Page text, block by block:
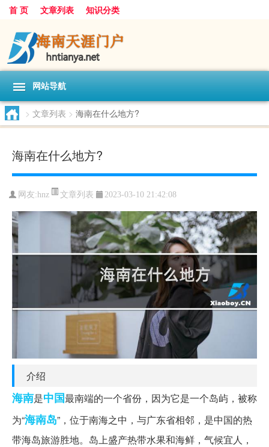
首 页 文章列表 知识分类
网站导航
> 文章列表 > 海南在什么地方?
海南在什么地方?
网友:hnz 文章列表 2023-03-10 21:42:08
介绍
海南是中国最南端的一个省份，因为它是一个岛屿，被称
为“海南岛”，位于南海之中，与广东省相邻，是中国的热
带海岛旅游胜地。岛上盛产热带水果和海鲜，气候宜人，